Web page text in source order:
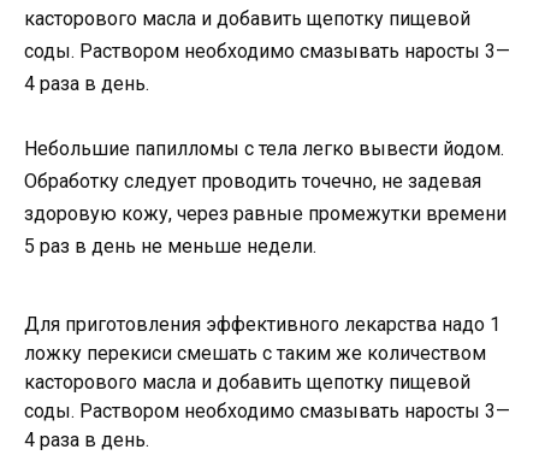
касторового масла и добавить щепотку пищевой
соды. Раствором необходимо смазывать наросты 3—
4 раза в день.
Небольшие папилломы с тела легко вывести йодом.
Обработку следует проводить точечно, не задевая
здоровую кожу, через равные промежутки времени
5 раз в день не меньше недели.
Для приготовления эффективного лекарства надо 1
ложку перекиси смешать с таким же количеством
касторового масла и добавить щепотку пищевой
соды. Раствором необходимо смазывать наросты 3—
4 раза в день.